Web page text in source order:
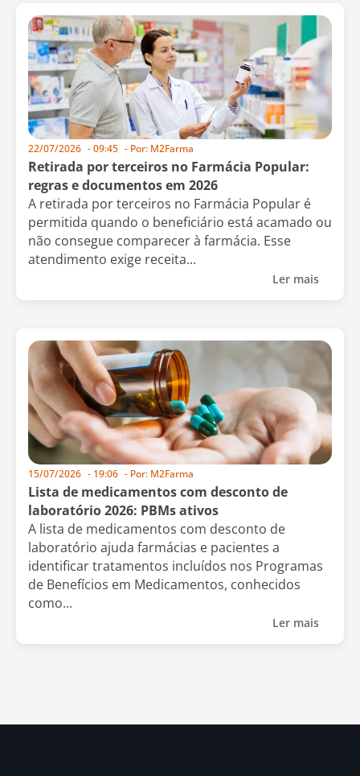
22/07/2026 -09:45 - Por: M2Farma
Retirada por terceiros no Farmácia Popular:
regras e documentos em 2026
A retirada por terceiros no Farmácia Popular é
permitida quando o beneficiário está acamado ou
não consegue comparecer à farmácia. Esse
atendimento exige receita...
Ler mais
15/07/2026 - 19:06 - Por: M2Farma
Lista de medicamentos com desconto de
laboratório 2026: PBMs ativos
A lista de medicamentos com desconto de
laboratório ajuda farmácias e pacientes a
identificar tratamentos incluídos nos Programas
de Benefícios em Medicamentos, conhecidos
como...
Ler mais